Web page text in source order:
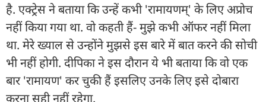
है. एक्ट्रेस ने बताया कि उन्हें कभी 'रामायणम्' के लिए अप्रोच
नहीं किया गया था. वो कहती हैं- मुझे कभी ऑफर नहीं मिला
था. मेरे ख्याल से उन्होंने मुझसे इस बारे में बात करने की सोची
भी नहीं होगी. दीपिका ने इस दौरान ये भी बताया कि वो एक
बार 'रामायण' कर चुकी हैं इसलिए उनके लिए इसे दोबारा
करना सही नहीं रहेगा.